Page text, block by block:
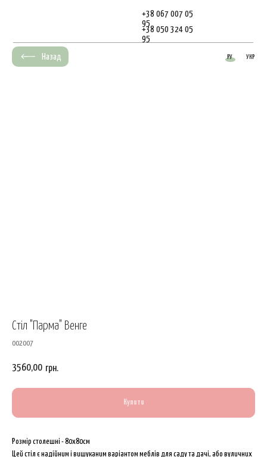
РУ УКР
+38 067 007 05
95
+38 050 324 05
95
Назад
Стіл "Парма" Венге
002007
3560,00 грн.
Купити
Розмір столешні - 80х80см
Цей стіл є надійним і вишуканим варіантом меблів для саду та дачі, або вуличних